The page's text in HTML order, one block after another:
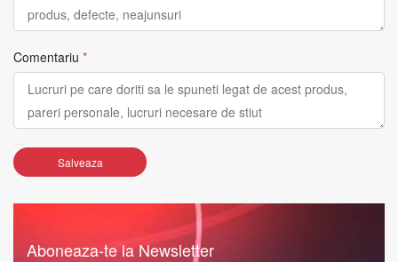
Comentariu *
Salveaza
Aboneaza-te la Newsletter